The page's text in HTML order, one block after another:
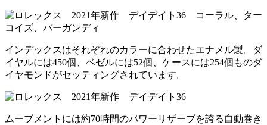
インデックスはそれぞれのカラーに合わせたエナメル製。ダ
イヤルには450個、ベゼルには52個、ケースには254個ものダ
イヤモンドがセッティングされています。
ムーブメントには約70時間のパワーリザーブを誇る自動巻き